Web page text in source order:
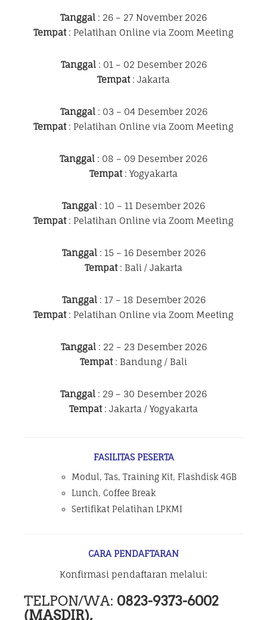
Tanggal : 26 – 27 November 2026
Tempat: Pelatihan Online via Zoom Meeting
Tanggal: 01 – 02 Desember 2026
Tempat: Jakarta
Tanggal: 03 – 04 Desember 2026
Tempat: Pelatihan Online via Zoom Meeting
Tanggal : 08 – 09 Desember 2026
Tempat: Yogyakarta
Tanggal : 10 – 11 Desember 2026
Tempat: Pelatihan Online via Zoom Meeting
Tanggal: 15 – 16 Desember 2026
Tempat: Bali / Jakarta
Tanggal: 17 – 18 Desember 2026
Tempat: Pelatihan Online via Zoom Meeting
Tanggal: 22 – 23 Desember 2026
Tempat: Bandung / Bali
Tanggal : 29 – 30 Desember 2026
Tempat: Jakarta / Yogyakarta
FASILITAS PESERTA
Modul, Tas, Training Kit, Flashdisk 4GB
Lunch, Coffee Break
Sertifikat Pelatihan LPKMI
CARA PENDAFTARAN
Konfirmasi pendaftaran melalui:
TELPON/WA: 0823-9373-6002
(MASDIR),